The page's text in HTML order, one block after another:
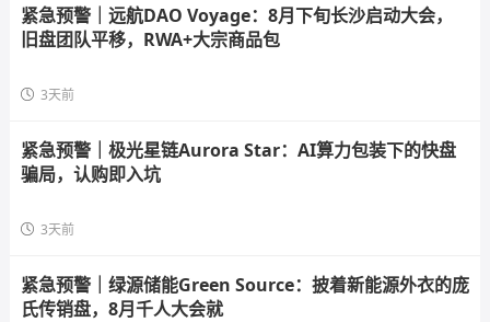
紧急预警｜远航DAO Voyage：8月下旬长沙启动大会，
旧盘团队平移，RWA+大宗商品包
3天前
紧急预警｜极光星链Aurora Star：AI算力包装下的快盘
骗局，认购即入坑
3天前
紧急预警｜绿源储能Green Source：披着新能源外衣的庞
氏传销盘，8月千人大会就